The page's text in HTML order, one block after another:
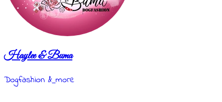
Haylee & Buma
Dogfashion & more